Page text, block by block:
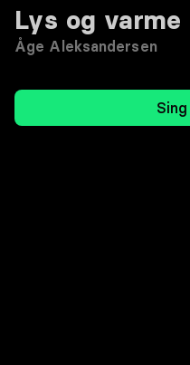
Lys og varme
Åge Aleksandersen
Sing